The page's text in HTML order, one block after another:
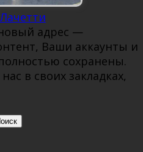
адрес —
Ваши аккаунты и
сохранены.
в своих закладках,